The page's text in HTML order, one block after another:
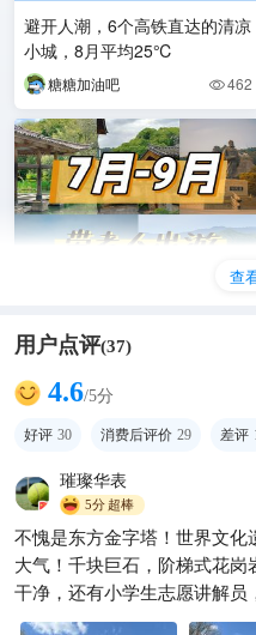
避开人潮，6个高铁直达的清凉
小城，8月平均25℃
糖糖加油吧 462
7到9月 带老人出游 四个小众
诗情柔意
查
用户点评(37)
4.6/5分
好评 30 消费后评价 29 差评
璀璨华表
5分超棒
不愧是东方金字塔！世界文化
大气！千块巨石，阶梯式花
干净，还有小学生志愿讲解员